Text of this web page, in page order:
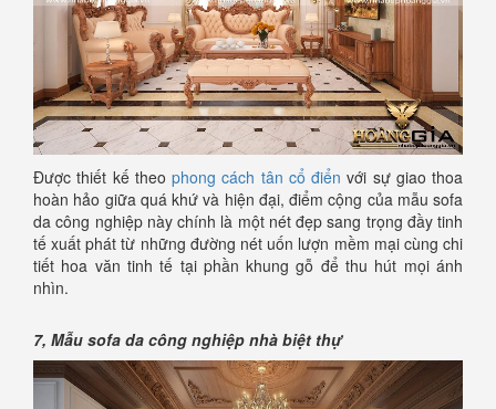
Được thiết kế theo phong cách tân cổ điển với sự giao thoa
hoàn hảo giữa quá khứ và hiện đại, điểm cộng của mẫu sofa
da công nghiệp này chính là một nét đẹp sang trọng đầy tinh
tế xuất phát từ những đường nét uốn lượn mềm mại cùng chi
tiết hoa văn tinh tế tại phần khung gỗ để thu hút mọi ánh
nhìn.
7, Mẫu sofa da công nghiệp nhà biệt thự